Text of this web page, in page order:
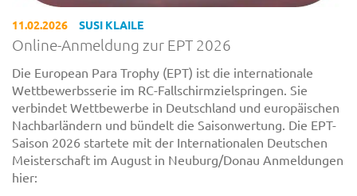
11.02.2026 SUSI KLAILE
Online-Anmeldung zur EPT 2026
Die European Para Trophy (EPT) ist die internationale
Wettbewerbsserie im RC-Fallschirmzielspringen. Sie
verbindet Wettbewerbe in Deutschland und europäischen
Nachbarländern und bündelt die Saisonwertung. Die EPT-
Saison 2026 startete mit der Internationalen Deutschen
Meisterschaft im August in Neuburg/Donau Anmeldungen
hier: